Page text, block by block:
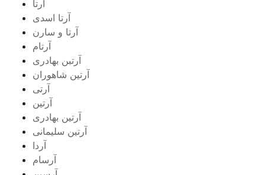
آرتا
آرتا اسدی
آرتا و سارن
آرتام
آرتبن بهادری
آرتين شاهوران
آرتی
آرتین
آرتین بهادری
آرتین سلیمانی
آردا
آرسام